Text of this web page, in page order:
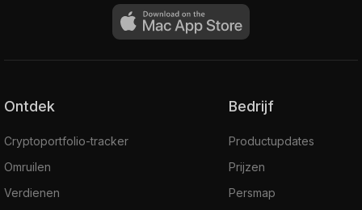
Ontdek
Cryptoportfolio-tracker
Omruilen
Verdienen
Bedrijf
Productupdates
Prijzen
Persmap